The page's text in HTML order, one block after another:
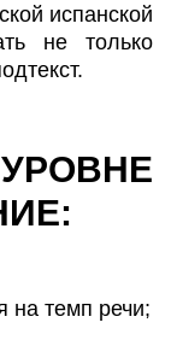
испанской
не только
на темп речи;